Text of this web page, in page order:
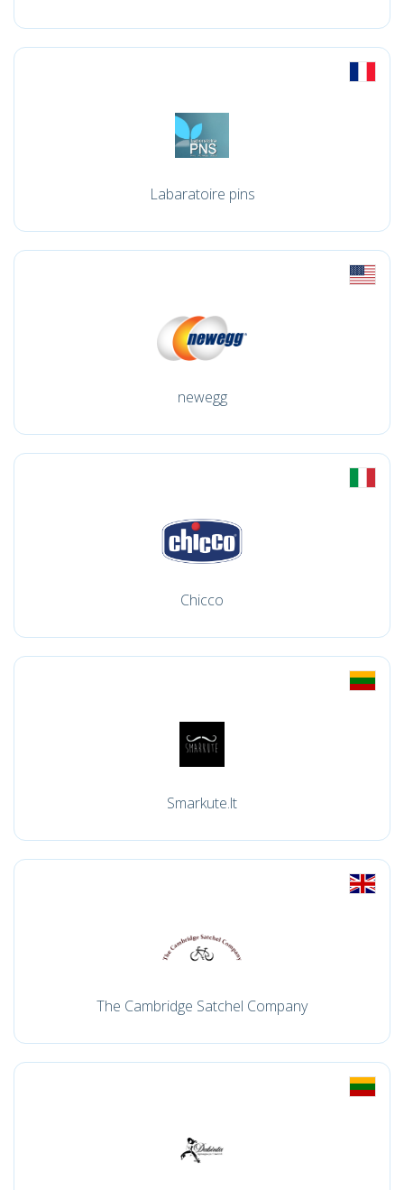
Labaratoire pins
newegg
Chicco
Smarkute.lt
The Cambridge Satchel Company